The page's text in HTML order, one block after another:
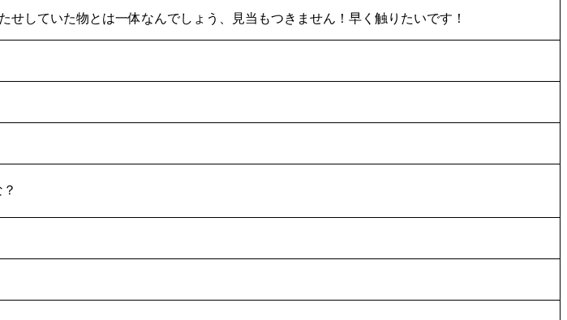
せしていた物とは一体なんでしょう、見当もつきません！早く触りたいです！